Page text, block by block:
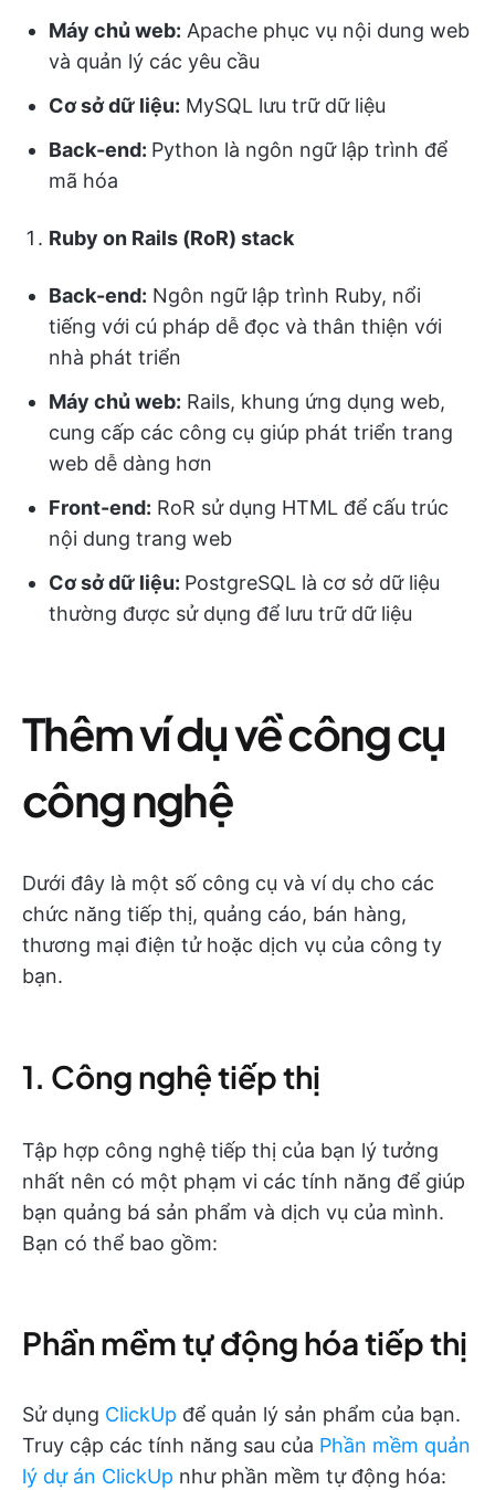
Máy chủ web: Apache phục vụ nội dung web
và quản lý các yêu cầu
Cơ sở dữ liệu: MySQL lưu trữ dữ liệu
Back-end: Python là ngôn ngữ lập trình để
mã hóa
Ruby on Rails (RoR) stack
Back-end: Ngôn ngữ lập trình Ruby, nổi
tiếng với cú pháp dễ đọc và thân thiện với
nhà phát triển
Máy chủ web: Rails, khung ứng dụng web,
cung cấp các công cụ giúp phát triển trang
web dễ dàng hơn
Front-end: RoR sử dụng HTML để cấu trúc
nội dung trang web
Cơ sở dữ liệu: PostgreSQL là cơ sở dữ liệu
thường được sử dụng để lưu trữ dữ liệu
Thêm ví dụ về công cụ
công nghệ
Dưới đây là một số công cụ và ví dụ cho các
chức năng tiếp thị, quảng cáo, bán hàng,
thương mại điện tử hoặc dịch vụ của công ty
bạn.
1. Công nghệ tiếp thị
Tập hợp công nghệ tiếp thị của bạn lý tưởng
nhất nên có một phạm vi các tính năng để giúp
bạn quảng bá sản phẩm và dịch vụ của mình.
Bạn có thể bao gồm:
Phần mềm tự động hóa tiếp thị
Sử dụng ClickUp để quản lý sản phẩm của bạn.
Truy cập các tính năng sau của Phần mềm quản
lý dự án ClickUp như phần mềm tự động hóa: